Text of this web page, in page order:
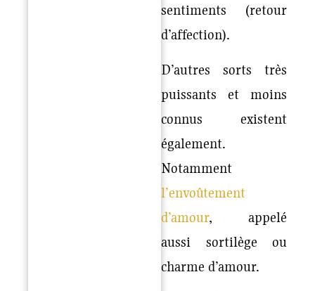
sentiments (retour
d’affection).
D’autres sorts très
puissants et moins
connus existent
également.
Notamment
l’envoûtement
d’amour, appelé
aussi sortilège ou
charme d’amour.